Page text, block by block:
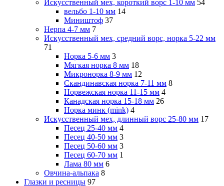
Искусственный мех, короткий ворс 1-10 мм 54
вельбо 1-10 мм 14
Миништоф 37
Нерпа 4-7 мм 7
Искусственный мех, средний ворс, норка 5-22 мм
71
Норка 5-6 мм 3
Мягкая норка 8 мм 18
Микронорка 8-9 мм 12
Скандинавская норка 7-11 мм 8
Норвежская норка 11-15 мм 4
Канадская норка 15-18 мм 26
Норка минк (mink) 4
Искусственный мех, длинный ворс 25-80 мм 17
Песец 25-40 мм 4
Песец 40-50 мм 3
Песец 50-60 мм 3
Песец 60-70 мм 1
Лама 80 мм 6
Овчина-альпака 8
Глазки и ресницы 97